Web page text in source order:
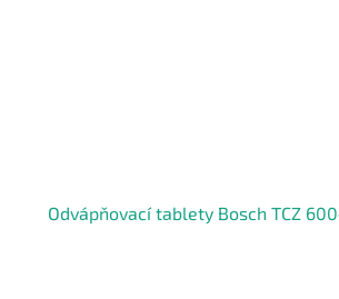
Odvápňovací tablety Bosch TCZ